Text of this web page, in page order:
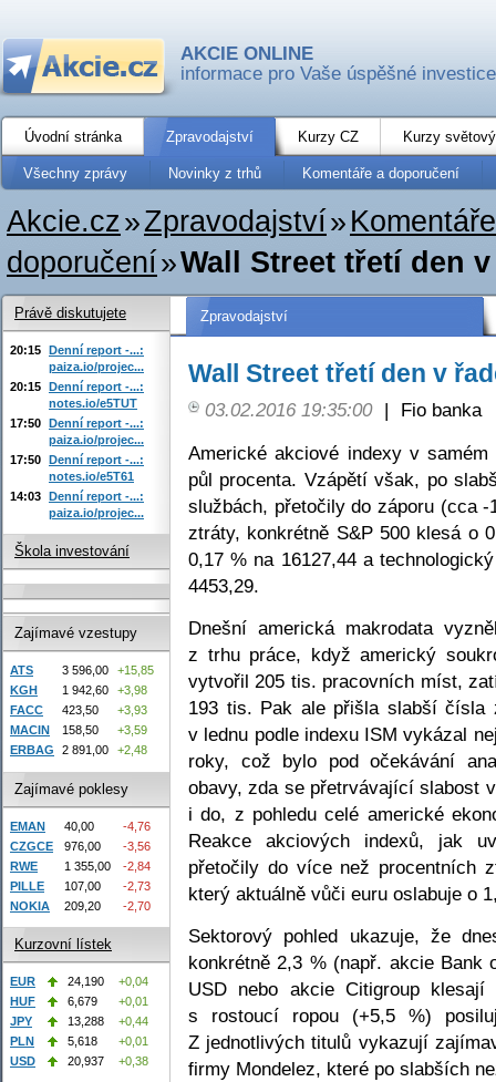
AKCIE ONLINE
informace pro Vaše úspěšné investice
Úvodní stránka Zpravodajství Kurzy CZ Kurzy
Všechny zprávy Novinky z trhů Komentáře a doporučení
Akcie.cz»Zpravodajství»
doporučení»Wall Street třetí den
Zpravodajství
Wall Street třetí den v
03.02.2016 19:35:00 |
Fio banka
Americké akciové indexy v
půl procenta. Vzápětí však, po
službách, přetočily do záporu (cca
ztráty, konkrétně S&P 500 klesá o
0,17 % na 16127,44 a
4453,29.
Dnešní americká makrodata
z trhu práce, když americký
vytvořil 205 tis. pracovních míst,
193 tis. Pak ale přišla slabší čísla
v lednu podle indexu ISM vykázal
roky, což bylo pod očekávání
obavy, zda se přetrvávající slabost
i do, z pohledu celé americké
Reakce akciových indexů, jak
přetočily do více než procentních
který aktuálně vůči euru oslabuje o
Sektorový pohled ukazuje, že
konkrétně 2,3 % (např. akcie Bank
USD nebo akcie Citigroup
s rostoucí ropou (+5,5 %)
Z jednotlivých titulů vykazují
firmy Mondelez, které po slabších
Právě diskutujete
20:15 Denní report -...:
paiza.io/projec...
20:15 Denní report -...:
notes.io/e5TUT
17:50 Denní report -...:
paiza.io/projec...
17:50 Denní report -...:
notes.io/e5T61
14:03 Denní report -...:
paiza.io/projec...
Škola investování
Zajímavé vzestupy
ATS 3 596,00
+15,85
KGH
1 942,60
+3,98
FACC
423,50
+3,93
MACIN
158,50
+3,59
ERBAG
2 891,00 +2,48
Zajímavé poklesy
EMAN 40,00
-4,76
CZGCE
976,00
-3,56
RWE
1 355,00
-2,84
PILLE
107,00
-2,73
NOKIA
209,20 -2,70
Kurzovní lístek
EUR 24,190
+0,04
HUF
6,679
+0,01
JPY
13,288
+0,44
PLN
5,618
+0,01
USD
20,937 +0,38